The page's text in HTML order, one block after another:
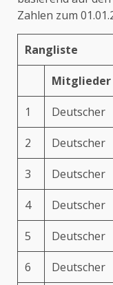
Zahlen zum
Rangliste
Mitglieder
1 Deutscher
2 Deutscher
3 Deutscher
4 Deutscher
5 Deutscher
6 Deutscher